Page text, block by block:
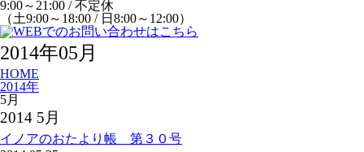
9:00～21:00 / 不定休
（土9:00～18:00 / 日8:00～12:00）
2014年05月
HOME
2014年
5月
2014 5月
イノアのおたより帳 第３０号